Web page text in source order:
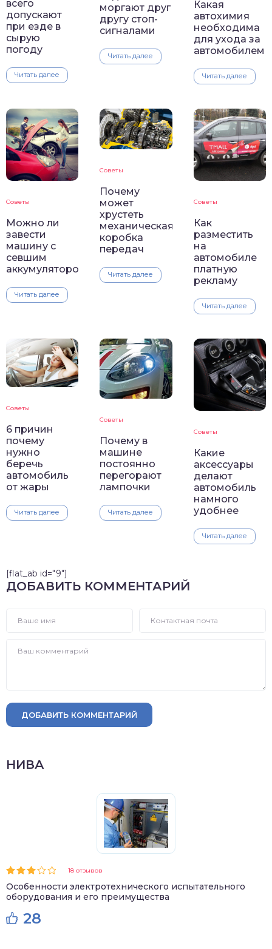
всего
допускают
при езде в
сырую
погоду
Читать далее
моргают друг
другу стоп-
сигналами
Читать далее
Какая
автохимия
необходима
для ухода за
автомобилем
Читать далее
Советы
Можно ли
завести
машину с
севшим
аккумулятором
Читать далее
Советы
Почему
может
хрустеть
механическая
коробка
передач
Читать далее
Советы
Как
разместить
на
автомобиле
платную
рекламу
Читать далее
Советы
6 причин
почему
нужно
беречь
автомобиль
от жары
Читать далее
Советы
Почему в
машине
постоянно
перегорают
лампочки
Читать далее
Советы
Какие
аксессуары
делают
автомобиль
намного
удобнее
Читать далее
[flat_ab id="9"]
ДОБАВИТЬ КОММЕНТАРИЙ
ДОБАВИТЬ КОММЕНТАРИЙ
НИВА
18 отзывов
Особенности электротехнического испытательного
оборудования и его преимущества
28